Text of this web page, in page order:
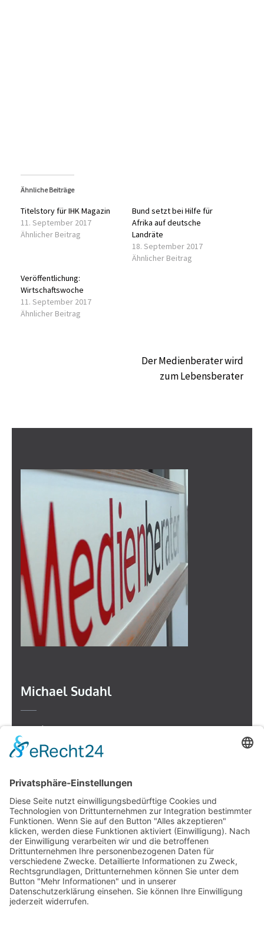
Ähnliche Beiträge
Titelstory für IHK Magazin
11. September 2017
Ähnlicher Beitrag
Bund setzt bei Hilfe für
Afrika auf deutsche
Landräte
18. September 2017
Ähnlicher Beitrag
Veröffentlichung:
Wirtschaftswoche
11. September 2017
Ähnlicher Beitrag
Der Medienberater wird
zum Lebensberater
Michael Sudahl
Beethovenstr. 4
73614 Schorndorf
Telefon: 07181 477 9998
Leonhard Fromm
Goethestr. 27
73614 Schorndorf
Telefon. 07181 4769906
E-Mail:fromm@der-medienberater.de